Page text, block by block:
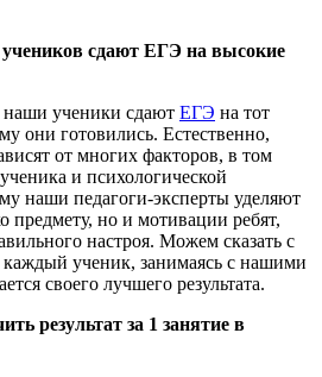
сдают ЕГЭ на высокие
наши ученики сдают ЕГЭ на тот
они готовились. Естественно,
от многих факторов, в том
и психологической
наши педагоги-эксперты уделяют
предмету, но и мотивации ребят,
настроя. Можем сказать с
каждый ученик, занимаясь с нашими
своего лучшего результата.
результат за 1 занятие в